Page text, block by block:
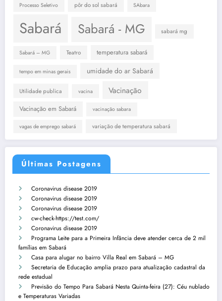
Processo Seletivo pôr do sol sabará SAbara
Sabará Sabará - MG sabará mg
Sabará – MG Teatro temperatura sabará
tempo em minas gerais umidade do ar Sabará
Utilidade publica vacina Vacinação
Vacinação em Sabará vacinação sabara
vagas de emprego sabará variação de temperatura sabará
Últimas Postagens
Coronavirus disease 2019
Coronavirus disease 2019
Coronavirus disease 2019
cw-check-https://test.com/
Coronavirus disease 2019
Programa Leite para a Primeira Infância deve atender cerca de 2 mil
famílias em Sabará
Casa para alugar no bairro Villa Real em Sabará – MG
Secretaria de Educação amplia prazo para atualização cadastral da
rede estadual
Previsão do Tempo Para Sabará Nesta Quinta-feira (27): Céu nublado
e Temperaturas Variadas